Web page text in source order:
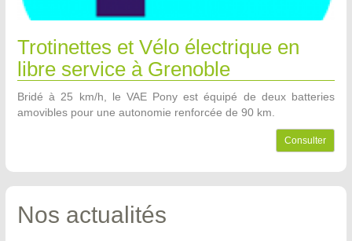
Trotinettes et Vélo électrique en
libre service à Grenoble
Bridé à 25 km/h, le VAE Pony est équipé de deux batteries
amovibles pour une autonomie renforcée de 90 km.
Consulter
Nos actualités